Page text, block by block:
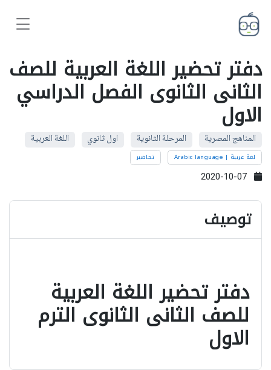
دفتر تحضير اللغة العربية للصف
الثانى الثانوى الفصل الدراسي
الاول
المناهج المصرية المرحلة الثانوية اول ثانوي اللغة العربية
لغة عربية | Arabic language تحاضير
توصيف
دفتر تحضير اللغة العربية
للصف الثانى الثانوى الترم
الاول